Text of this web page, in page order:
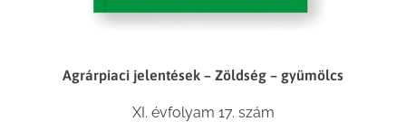
Agrárpiaci jelentések – Zöldség – gyümölcs
XI. évfolyam 17. szám